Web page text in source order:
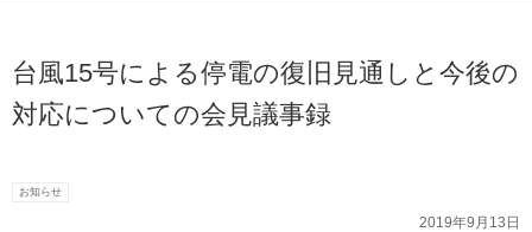
台風15号による停電の復旧見通しと今後の
対応についての会見議事録
お知らせ
2019年9月13日